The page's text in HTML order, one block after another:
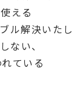
える
ル解決いたし
ない、
ている